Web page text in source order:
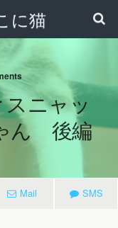
に猫
ニャッ
ん 後編
Mail SMS